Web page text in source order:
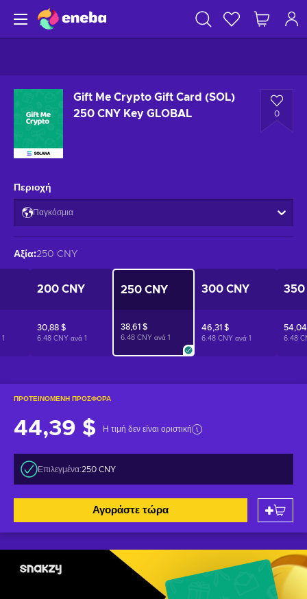
Gift Me Crypto Gift Card (SOL)
250 CNY Key GLOBAL
0
ΠΡΟΤΕΙΝΌΜΕΝΗ ΠΡΟΣΦΟΡΆ
44,39 $ Η τιμή δεν είναι οριστική
Επιλεγμένα:250 CNY
Αγοράστε τώρα
Περιοχή
Παγκόσμια
Αξία:250 CNY
1
200 CNY
30,88 $
6.48 CNY ανά 1
250 CNY
38,61 $
6.48 CNY ανά 1
300 CNY
46,31 $
6.48 CNY ανά 1
350
6.48